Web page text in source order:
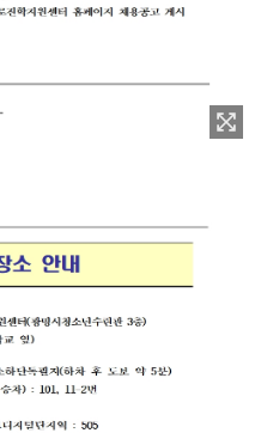
이미지 확대보기